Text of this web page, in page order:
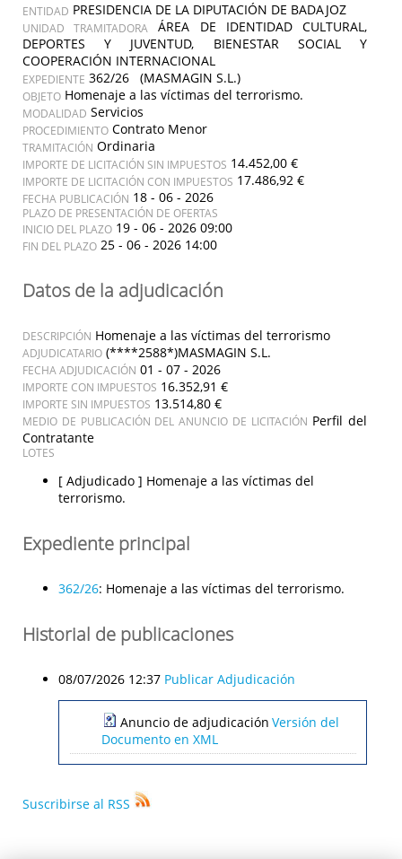
ENTIDAD PRESIDENCIA DE LA DIPUTACIÓN DE BADAJOZ
UNIDAD TRAMITADORA
ÁREA DE IDENTIDAD CULTURAL,
DEPORTES Y JUVENTUD, BIENESTAR SOCIAL Y
COOPERACIÓN INTERNACIONAL
EXPEDIENTE 362/26 (MASMAGIN S.L.)
OBJETO Homenaje a las víctimas del terrorismo.
MODALIDAD Servicios
PROCEDIMIENTO Contrato Menor
TRAMITACIÓN Ordinaria
IMPORTE DE LICITACIÓN SIN IMPUESTOS 14.452,00 €
IMPORTE DE LICITACIÓN CON IMPUESTOS 17.486,92 €
FECHA PUBLICACIÓN 18 - 06 - 2026
PLAZO DE PRESENTACIÓN DE OFERTAS
INICIO DEL PLAZO 19 - 06 - 2026 09:00
FIN DEL PLAZO 25 - 06 - 2026 14:00
Datos de la adjudicación
DESCRIPCIÓN Homenaje a las víctimas del terrorismo
ADJUDICATARIO (****2588*)MASMAGIN S.L.
FECHA ADJUDICACIÓN 01 - 07 - 2026
IMPORTE CON IMPUESTOS 16.352,91 €
IMPORTE SIN IMPUESTOS 13.514,80 €
MEDIO DE PUBLICACIÓN DEL ANUNCIO DE LICITACIÓN Perfil del
Contratante
LOTES
[ Adjudicado ] Homenaje a las víctimas del
terrorismo.
Expediente principal
362/26: Homenaje a las víctimas del terrorismo.
Historial de publicaciones
08/07/2026 12:37 Publicar Adjudicación
Anuncio de adjudicación Versión del
Documento en XML
Suscribirse al RSS